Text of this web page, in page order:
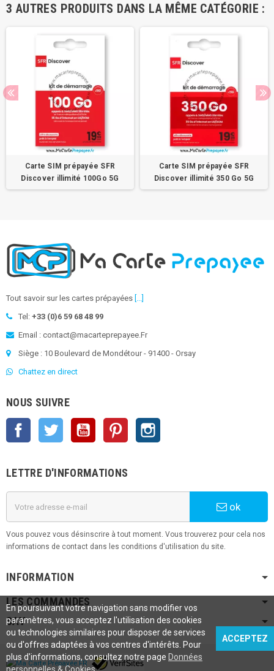
3 AUTRES PRODUITS DANS LA MÊME CATÉGORIE :
Carte SIM prépayée SFR
Discover illimité 100Go 5G
Carte SIM prépayée SFR
Discover illimité 350 Go 5G
Tout savoir sur les cartes prépayées [...]
Tel: +33 (0)6 59 68 48 99
Email : contact@macarteprepayee.Fr
Siège : 10 Boulevard de Mondétour - 91400 - Orsay
Chattez en direct
NOUS SUIVRE
Facebook Twitter YouTube Pinterest
LETTRE D'INFORMATIONS
ok
Vous pouvez vous désinscrire à tout moment. Vous trouverez pour cela nos
informations de contact dans les conditions d'utilisation du site.
INFORMATION
LES COMMANDES
SAV
En poursuivant votre navigation sans modifier vos
paramètres, vous acceptez l'utilisation des cookies
ou technologies similaires pour disposer de services
ou d'offres adaptées à vos centres d'intérêts. Pour
plus d'informations, consultez notre page Données
ACCEPTEZ